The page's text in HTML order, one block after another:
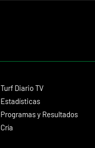
Turf Diario TV
Estadísticas
Programas y Resultados
Cría